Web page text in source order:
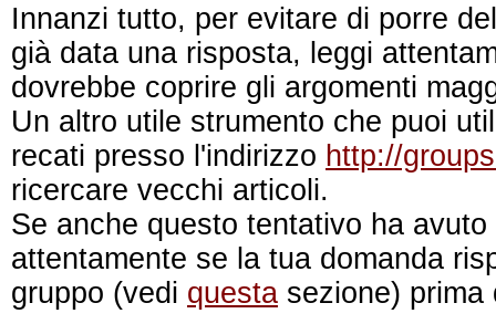
Innanzi tutto, per evitare di porre
già data una risposta, leggi
dovrebbe coprire gli argomenti
Un altro utile strumento che puoi
recati presso l'indirizzo http://
ricercare vecchi articoli.
Se anche questo tentativo ha
attentamente se la tua domanda
gruppo (vedi questa sezione) prima